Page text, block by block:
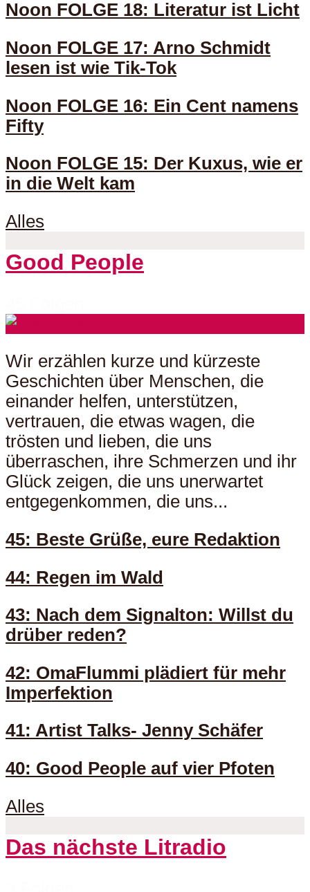
Noon FOLGE 18: Literatur ist Licht
Noon FOLGE 17: Arno Schmidt
lesen ist wie Tik-Tok
Noon FOLGE 16: Ein Cent namens
Fifty
Noon FOLGE 15: Der Kuxus, wie er
in die Welt kam
Alles
Good People
Wir erzählen kurze und kürzeste
Geschichten über Menschen, die
einander helfen, unterstützen,
vertrauen, die etwas wagen, die
trösten und lieben, die uns
überraschen, ihre Schmerzen und ihr
Glück zeigen, die uns unerwartet
entgegenkommen, die uns...
45: Beste Grüße, eure Redaktion
44: Regen im Wald
43: Nach dem Signalton: Willst du
drüber reden?
42: OmaFlummi plädiert für mehr
Imperfektion
41: Artist Talks- Jenny Schäfer
40: Good People auf vier Pfoten
Alles
Das nächste Litradio